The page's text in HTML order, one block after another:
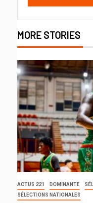
MORE STORIES
ACTUS 221 DOMINANTE
SÉLECTIONS NATIONALES